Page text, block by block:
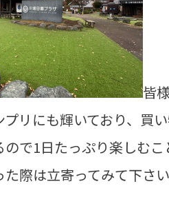
皆
リにも輝いており、買
で1日たっぷり楽しむこ
際は立寄ってみて下さい